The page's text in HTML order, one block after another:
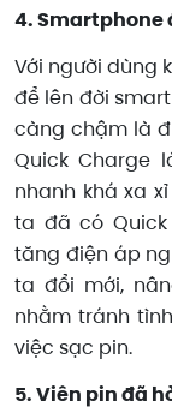
4. Smartphone
Với người dùng
để lên đời
càng chậm là
Quick Charge
nhanh khá xa
ta đã có Quick
tăng điện áp
ta đổi mới,
nhằm tránh
việc sạc pin.
5. Viên pin đã